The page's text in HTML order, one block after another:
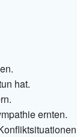
hat.
ernten.